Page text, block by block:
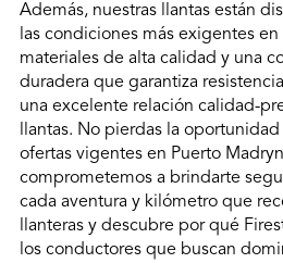
Además, nuestras llantas están
las condiciones más exigentes
materiales de alta calidad y una
duradera que garantiza
una excelente relación calidad-
llantas. No pierdas la
ofertas vigentes en Puerto
comprometemos a brindarte
cada aventura y kilómetro que
llanteras y descubre por qué
los conductores que buscan